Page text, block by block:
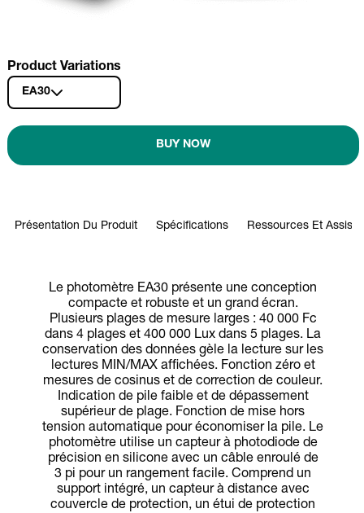
Product Variations
EA30
BUY NOW
Présentation Du Produit Spécifications Ressources Et
Le photomètre EA30 présente une conception
compacte et robuste et un grand écran.
Plusieurs plages de mesure larges : 40 000 Fc
dans 4 plages et 400 000 Lux dans 5 plages. La
conservation des données gèle la lecture sur les
lectures MIN/MAX affichées. Fonction zéro et
mesures de cosinus et de correction de couleur.
Indication de pile faible et de dépassement
supérieur de plage. Fonction de mise hors
tension automatique pour économiser la pile. Le
photomètre utilise un capteur à photodiode de
précision en silicone avec un câble enroulé de
3 pi pour un rangement facile. Comprend un
support intégré, un capteur à distance avec
couvercle de protection, un étui de protection